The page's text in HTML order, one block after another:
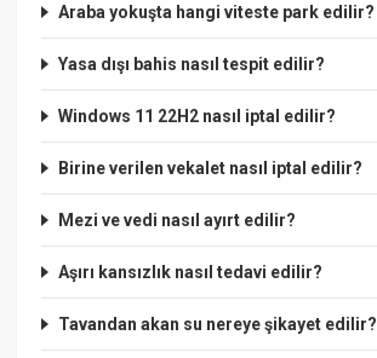
Araba yokuşta hangi viteste park edilir?
Yasa dışı bahis nasıl tespit edilir?
Windows 11 22H2 nasıl iptal edilir?
Birine verilen vekalet nasıl iptal edilir?
Mezi ve vedi nasıl ayırt edilir?
Aşırı kansızlık nasıl tedavi edilir?
Tavandan akan su nereye şikayet edilir?